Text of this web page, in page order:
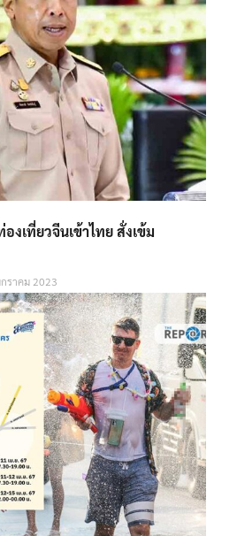
งเที่ยวจีนเข้าไทย สั่งเข้ม
ราคม 2023